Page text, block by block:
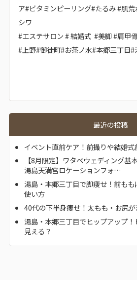
ア#ビタミンピーリング#たるみ #肌
シワ
#エステサロン # 結婚式 #美脚 #肩甲
#上野#御徒町#お茶ノ水#本郷三丁目
最近の投稿
イベント直前ケア！前撮りや結婚
【8月限定】ワタベウェディング基
湯島天満宮ロケーションフォ…
湯島・本郷三丁目で脚痩せ！前も
使い方
40代の下半身痩せ！太もも・お尻
湯島・本郷三丁目でヒップアップ
見える？